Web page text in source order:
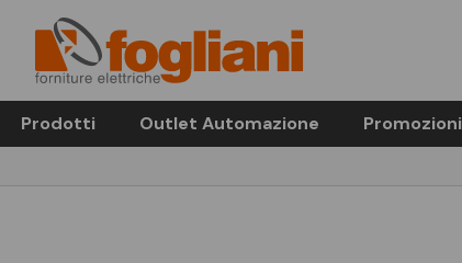
Prodotti Outlet Automazione Promozioni